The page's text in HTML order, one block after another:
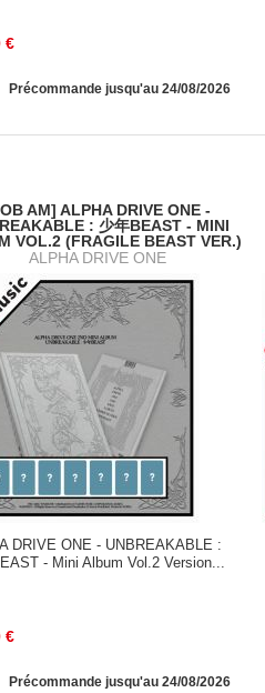
€
Précommande jusqu'au 24/08/2026
AM] ALPHA DRIVE ONE -
: 少年BEAST - MINI
VOL.2 (FRAGILE BEAST VER.)
ALPHA DRIVE ONE
DRIVE ONE - UNBREAKABLE :
- Mini Album Vol.2 Version...
€
Précommande jusqu'au 24/08/2026